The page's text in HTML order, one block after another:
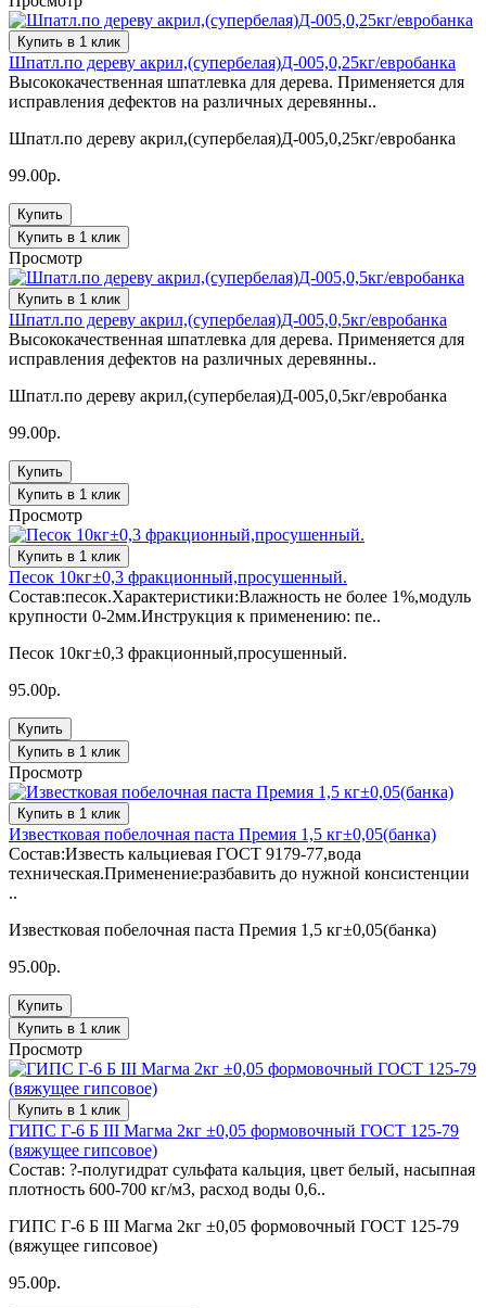
Купить в 1 клик
Шпатл.по дереву акрил,(супербелая)Д-005,0,25кг/евробанка
Высококачественная шпатлевка для дерева. Применяется для
исправления дефектов на различных деревянны..
Шпатл.по дереву акрил,(супербелая)Д-005,0,25кг/евробанка
99.00р.
Купить
Купить в 1 клик
Просмотр
Купить в 1 клик
Шпатл.по дереву акрил,(супербелая)Д-005,0,5кг/евробанка
Высококачественная шпатлевка для дерева. Применяется для
исправления дефектов на различных деревянны..
Шпатл.по дереву акрил,(супербелая)Д-005,0,5кг/евробанка
99.00р.
Купить
Купить в 1 клик
Просмотр
Купить в 1 клик
Песок 10кг±0,3 фракционный,просушенный.
Состав:песок.Характеристики:Влажность не более 1%,модуль
крупности 0-2мм.Инструкция к применению: пе..
Песок 10кг±0,3 фракционный,просушенный.
95.00р.
Купить
Купить в 1 клик
Просмотр
Купить в 1 клик
Известковая побелочная паста Премия 1,5 кг±0,05(банка)
Состав:Известь кальциевая ГОСТ 9179-77,вода
техническая.Применение:разбавить до нужной консистенции
..
Известковая побелочная паста Премия 1,5 кг±0,05(банка)
95.00р.
Купить
Купить в 1 клик
Просмотр
Купить в 1 клик
ГИПС Г-6 Б III Магма 2кг ±0,05 формовочный ГОСТ 125-79
(вяжущее гипсовое)
Состав: ?-полугидрат сульфата кальция, цвет белый, насыпная
плотность 600-700 кг/м3, расход воды 0,6..
ГИПС Г-6 Б III Магма 2кг ±0,05 формовочный ГОСТ 125-79
(вяжущее гипсовое)
95.00р.